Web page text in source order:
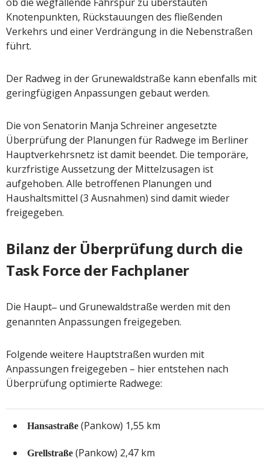
Knotenpunkten, Rückstauungen des fließenden
Verkehrs und einer Verdrängung in die Nebenstraßen
führt.
Der Radweg in der Grunewaldstraße kann ebenfalls mit
geringfügigen Anpassungen gebaut werden.
Die von Senatorin Manja Schreiner angesetzte
Überprüfung der Planungen für Radwege im Berliner
Hauptverkehrsnetz ist damit beendet. Die temporäre,
kurzfristige Aussetzung der Mittelzusagen ist
aufgehoben. Alle betroffenen Planungen und
Haushaltsmittel (3 Ausnahmen) sind damit wieder
freigegeben.
Bilanz der Überprüfung durch die
Task Force der Fachplaner
Die Haupt– und Grunewaldstraße werden mit den
genannten Anpassungen freigegeben.
Folgende weitere Hauptstraßen wurden mit
Anpassungen freigegeben – hier entstehen nach
Überprüfung optimierte Radwege:
Hansastraße (Pankow) 1,55 km
Grellstraße (Pankow) 2,47 km